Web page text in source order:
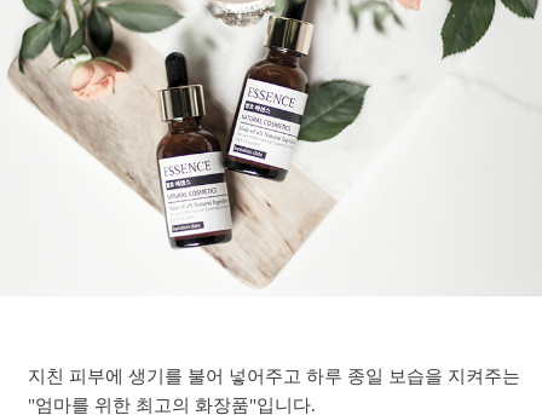
지친 피부에 생기를 불어 넣어주고 하루 종일 보습을 지켜주는
"엄마를 위한 최고의 화장품"입니다.